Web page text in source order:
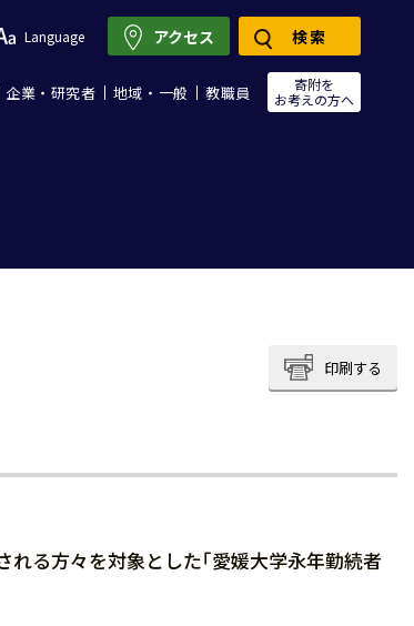
Language
企業・研究者 地域・一般 教職員
寄附を
お考えの方へ
アクセス 検索
印刷する
る方々を対象とした｢愛媛大学永年勤続者